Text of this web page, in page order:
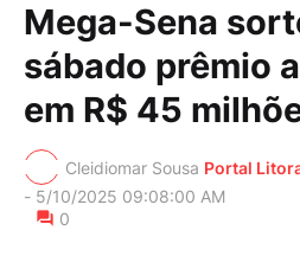
Mega-Sena
sábado prêmio
em R$ 45
Cleidiomar Sousa Portal
- 5/10/2025 09:08:00 AM
0